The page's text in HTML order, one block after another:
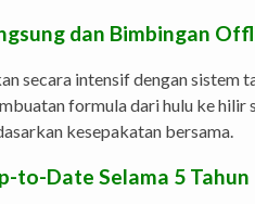
dan Bimbingan
secara intensif dengan sistem
formula dari hulu ke
kesepakatan bersama.
to-Date Selama 5 Tahun